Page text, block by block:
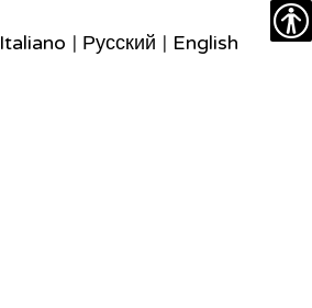
מפת
הצהרת
עבור
צרו
English
|
Русский
|
Italiano